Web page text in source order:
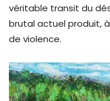
véritable transit du
brutal actuel produit,
de violence.